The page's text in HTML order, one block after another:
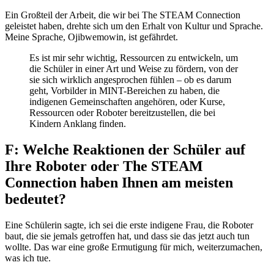
Ein Großteil der Arbeit, die wir bei The STEAM Connection
geleistet haben, drehte sich um den Erhalt von Kultur und Sprache.
Meine Sprache, Ojibwemowin, ist gefährdet.
Es ist mir sehr wichtig, Ressourcen zu entwickeln, um
die Schüler in einer Art und Weise zu fördern, von der
sie sich wirklich angesprochen fühlen – ob es darum
geht, Vorbilder in MINT-Bereichen zu haben, die
indigenen Gemeinschaften angehören, oder Kurse,
Ressourcen oder Roboter bereitzustellen, die bei
Kindern Anklang finden.
F: Welche Reaktionen der Schüler auf
Ihre Roboter oder The STEAM
Connection haben Ihnen am meisten
bedeutet?
Eine Schülerin sagte, ich sei die erste indigene Frau, die Roboter
baut, die sie jemals getroffen hat, und dass sie das jetzt auch tun
wollte. Das war eine große Ermutigung für mich, weiterzumachen,
was ich tue.